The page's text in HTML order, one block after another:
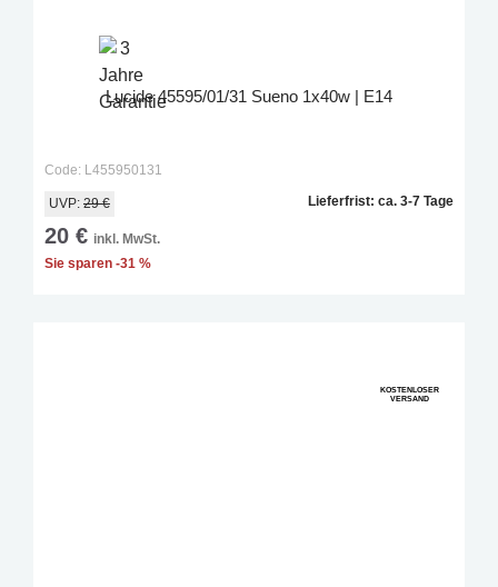
Lucide 45595/01/31 Sueno 1x40w | E14
Code: L455950131
UVP: 29 €
20 € inkl. MwSt.
Sie sparen -31 %
Lieferfrist: ca. 3-7 Tage
KOSTENLOSER
VERSAND